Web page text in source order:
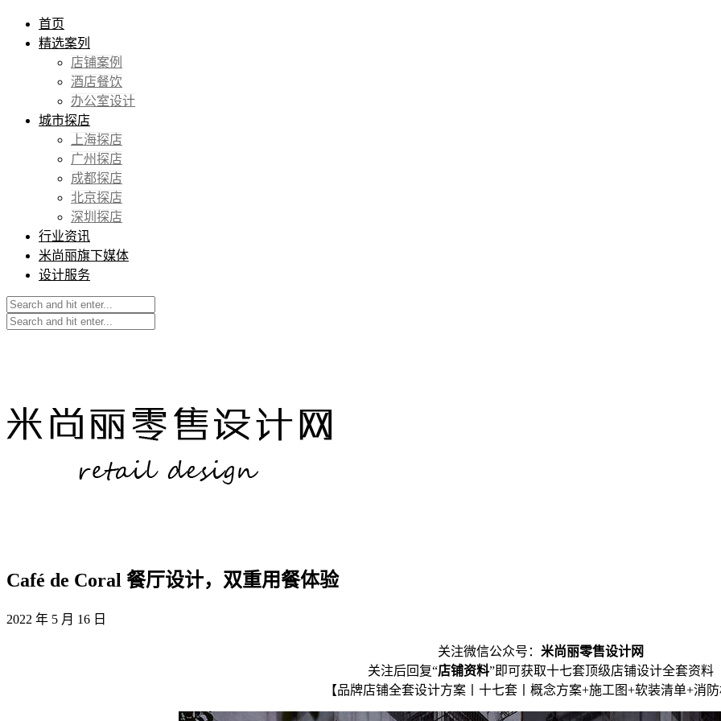
首页
精选案列
店铺案例
酒店餐饮
办公室设计
城市探店
上海探店
广州探店
成都探店
北京探店
深圳探店
行业资讯
米尚丽旗下媒体
设计服务
Café de Coral 餐厅设计，双重用餐体验
2022 年 5 月 16 日
关注微信公众号： 米尚丽零售设计网
关注后回复“店铺资料”即可获取十七套顶级店铺设计全套资料
【品牌店铺全套设计方案丨十七套丨概念方案+施工图+软装清单+消